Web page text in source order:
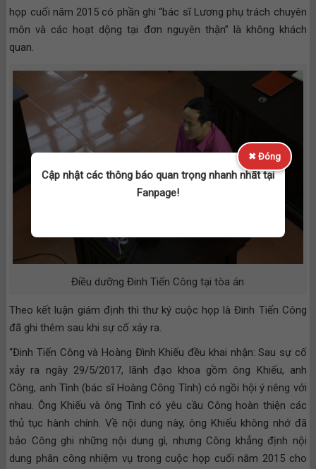
họp cuối năm 2015 có phần ghi “bác sĩ Lương phụ trách chuyên
môn và các hoạt dộng tại đơn nguyên thận” là không khách
quan.
Điều dưỡng Đinh Tiến Công tại tòa án
Theo kết luận giám định thì thư ký cuộc họp là Đinh Tiến Công
đã ghi thêm sau khi sự cố xảy ra.
“Đinh Tiến Công và Hoàng Đình Khiếu đều khai nhận: Sau sự cố
xảy ra ngày 29/5/2017, lãnh đạo khoa gồm ông Khiếu, anh
Công, anh Tình (bác sĩ Hoàng Công Tình) có ngồi hội ý riêng với
nhau. Ông Khiếu và ông Tình có yêu cầu Công hoàn thiện các
thủ tục hành chính. Về nội dung này, ông Khiếu không nhớ đã
bảo Công ghi những nội dung gì, nhưng Công khẳng định nội
dung phân công nhiệm vụ trong cuộc họp cuối năm 2015 cho
✖ Đóng
Cập nhật các thông báo quan trọng nhanh nhất tại
Fanpage!